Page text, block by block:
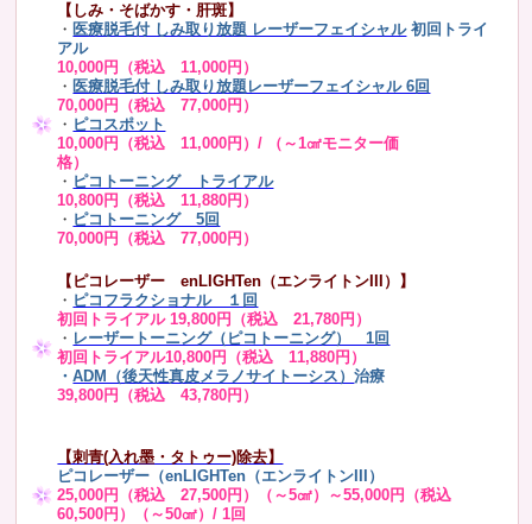
【しみ・そばかす・肝斑】
・ 医療脱毛付 しみ取り放題 レーザーフェイシャル 初回トライ
アル
10,000円（税込 11,000円）
・ 医療脱毛付 しみ取り放題レーザーフェイシャル 6回
70,000円（税込 77,000円）
・ ピコスポット
10,000円（税込 11,000円）/ （～1㎠モニター価
格）
・ ピコトーニング トライアル
10,800円（税込 11,880円）
・ ピコトーニング 5回
70,000円（税込 77,000円）
【ピコレーザー enLIGHTen（エンライトンIII）】
・ ピコフラクショナル １回
初回トライアル 19,800円（税込 21,780円）
・ レーザートーニング（ピコトーニング） 1回
初回トライアル10,800円（税込 11,880円）
・ADM（後天性真皮メラノサイトーシス）治療
39,800円（税込 43,780円）
【刺青(入れ墨・タトゥー)除去】
ピコレーザー（enLIGHTen（エンライトンIII）
25,000円（税込 27,500円）（～5㎠）～55,000円（税込
60,500円）（～50㎠）/ 1回